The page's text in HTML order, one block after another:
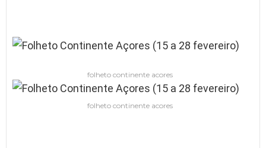
folheto continente acores
folheto continente acores